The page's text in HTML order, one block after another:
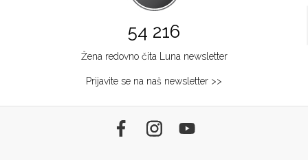
54 216
Žena redovno čita Luna newsletter
Prijavite se na naš newsletter >>